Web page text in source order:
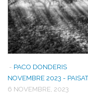
- PACO DONDERIS
NOVEMBRE 2023 -
6 NOVEMBRE, 2023